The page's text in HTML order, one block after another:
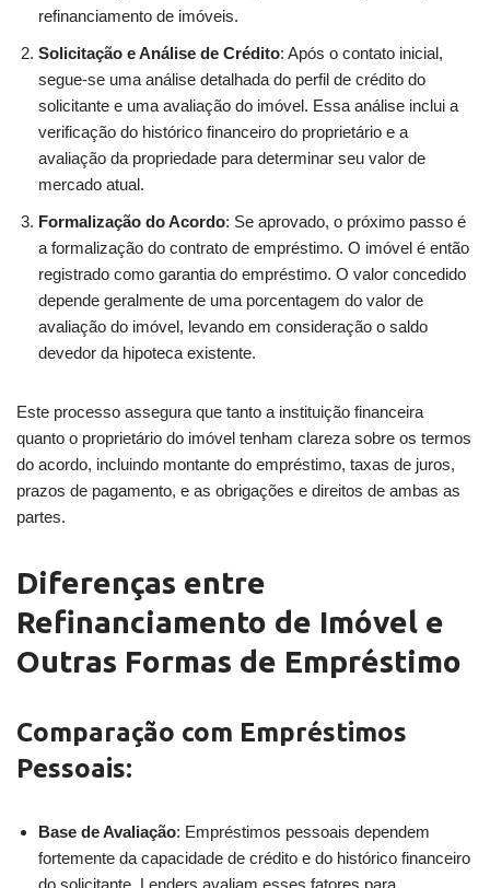
refinanciamento de imóveis.
Solicitação e Análise de Crédito: Após o contato inicial,
segue-se uma análise detalhada do perfil de crédito do
solicitante e uma avaliação do imóvel. Essa análise inclui a
verificação do histórico financeiro do proprietário e a
avaliação da propriedade para determinar seu valor de
mercado atual.
Formalização do Acordo: Se aprovado, o próximo passo é
a formalização do contrato de empréstimo. O imóvel é então
registrado como garantia do empréstimo. O valor concedido
depende geralmente de uma porcentagem do valor de
avaliação do imóvel, levando em consideração o saldo
devedor da hipoteca existente.
Este processo assegura que tanto a instituição financeira
quanto o proprietário do imóvel tenham clareza sobre os termos
do acordo, incluindo montante do empréstimo, taxas de juros,
prazos de pagamento, e as obrigações e direitos de ambas as
partes.
Diferenças entre
Refinanciamento de Imóvel e
Outras Formas de Empréstimo
Comparação com Empréstimos
Pessoais:
Base de Avaliação: Empréstimos pessoais dependem
fortemente da capacidade de crédito e do histórico financeiro
do solicitante. Lenders avaliam esses fatores para